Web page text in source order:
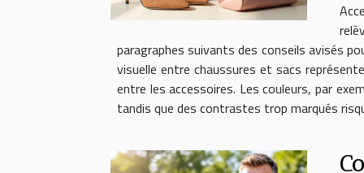
paragraphes suivants des conseils avisés
visuelle entre chaussures et sacs
entre les accessoires. Les couleurs, par
tandis que des contrastes trop marqués